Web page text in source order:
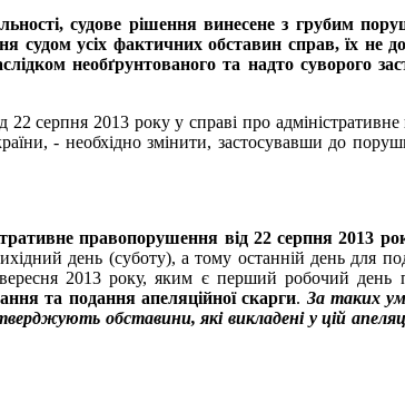
судове рішення винесене з грубим
судом усіх фактичних обставин справ, їх не
необґрунтованого та надто суворого
22 серпня 2013 року у справі про
- необхідно змінити, застосувавши до
правопорушення від 22 серпня
день (суботу), а тому останній день для
2013 року, яким є перший робочий день
та подання апеляційної скарги. За таких
обставини, які викладені у цій